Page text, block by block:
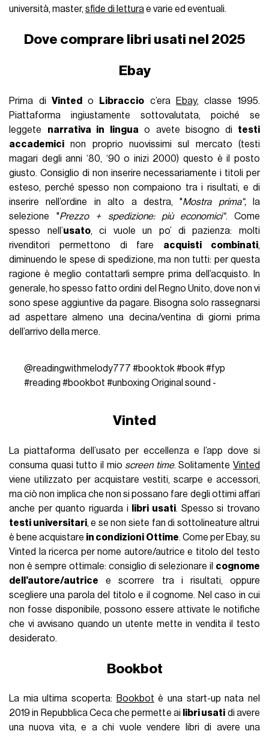
università, master,sfide di letturae varie ed eventuali.
Dove comprare libri usati nel 2025
Ebay
Prima diVinted o Libraccio c’era Ebay, classe 1995.
Piattaforma ingiustamente sottovalutata, poiché se
leggete narrativa in lingua o avete bisogno di testi
accademici non proprio nuovissimi sul mercato (testi
magari degli anni ‘80, ‘90 o inizi 2000) questo è il posto
giusto. Consiglio di non inserire necessariamente i titoli per
esteso, perché spesso non compaiono tra i risultati, e di
inserire nell’ordine in alto a destra, "Mostra prima",la
selezione "Prezzo + spedizione: più economici". Come
spesso nell’usato, ci vuole un po’ di pazienza: molti
rivenditori permettono di fare acquisti combinati,
diminuendo le spese di spedizione, ma non tutti: per questa
ragione è meglio contattarli sempre prima dell’acquisto. In
generale, ho spesso fatto ordini del Regno Unito, dove non vi
sono spese aggiuntive da pagare. Bisogna solo rassegnarsi
ad aspettare almeno una decina/ventina di giorni prima
dell’arrivo della merce.
@readingwithmelody777 #booktok #book #fyp
#reading #bookbot #unboxing Original sound -
Vinted
La piattaforma dell’usato per eccellenza e l’app dove si
consuma quasi tutto il mio screen time. Solitamente Vinted
viene utilizzato per acquistare vestiti, scarpe e accessori,
ma ciò non implica che non si possano fare degli ottimi affari
anche per quanto riguarda i
libri usati. Spesso si trovano
testi universitari, e se non siete fan di sottolineature altrui
è bene acquistare in condizioni Ottime. Come per Ebay, su
Vinted la ricerca per nome autore/autrice e titolo del testo
non è sempre ottimale: consiglio di selezionare il cognome
dell’autore/autrice e scorrere tra i risultati, oppure
scegliere una parola del titolo e il cognome. Nel caso in cui
non fosse disponibile, possono essere attivate le notifiche
che vi avvisano quando un utente mette in vendita il testo
desiderato.
Bookbot
La mia ultima scoperta: Bookbot è una start-up nata nel
2019 in Repubblica Ceca che permette ai libri usati di avere
una nuova vita, e a chi vuole vendere libri di avere una